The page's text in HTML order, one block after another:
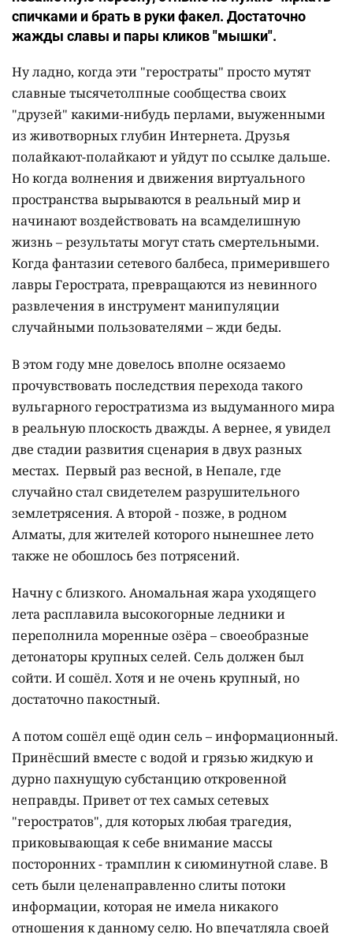
спичками и брать в руки факел. Достаточно
жажды славы и пары кликов "мышки".
Ну ладно, когда эти "геростраты" просто мутят
славные тысячетолпные сообщества своих
"друзей" какими-нибудь перлами, выуженными
из животворных глубин Интернета. Друзья
полайкают-полайкают и уйдут по ссылке дальше.
Но когда волнения и движения виртуального
пространства вырываются в реальный мир и
начинают воздействовать на всамделишную
жизнь – результаты могут стать смертельными.
Когда фантазии сетевого балбеса, примерившего
лавры Герострата, превращаются из невинного
развлечения в инструмент манипуляции
случайными пользователями – жди беды.
В этом году мне довелось вполне осязаемо
прочувствовать последствия перехода такого
вульгарного геростратизма из выдуманного мира
в реальную плоскость дважды. А вернее, я увидел
две стадии развития сценария в двух разных
местах. Первый раз весной, в Непале, где
случайно стал свидетелем разрушительного
землетрясения. А второй - позже, в родном
Алматы, для жителей которого нынешнее лето
также не обошлось без потрясений.
Начну с близкого. Аномальная жара уходящего
лета расплавила высокогорные ледники и
переполнила моренные озёра – своеобразные
детонаторы крупных селей. Сель должен был
сойти. И сошёл. Хотя и не очень крупный, но
достаточно пакостный.
А потом сошёл ещё один сель – информационный.
Принёсший вместе с водой и грязью жидкую и
дурно пахнущую субстанцию откровенной
неправды. Привет от тех самых сетевых
"геростратов", для которых любая трагедия,
приковывающая к себе внимание массы
посторонних - трамплин к сиюминутной славе. В
сеть были целенаправленно слиты потоки
информации, которая не имела никакого
отношения к данному селю. Но впечатляла своей